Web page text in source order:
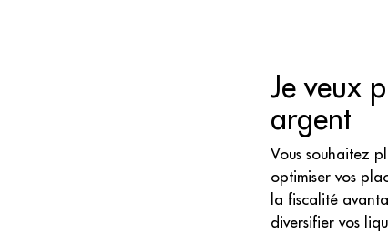
Je veux
argent
Vous souhaitez
optimiser vos
la fiscalité
diversifier vos